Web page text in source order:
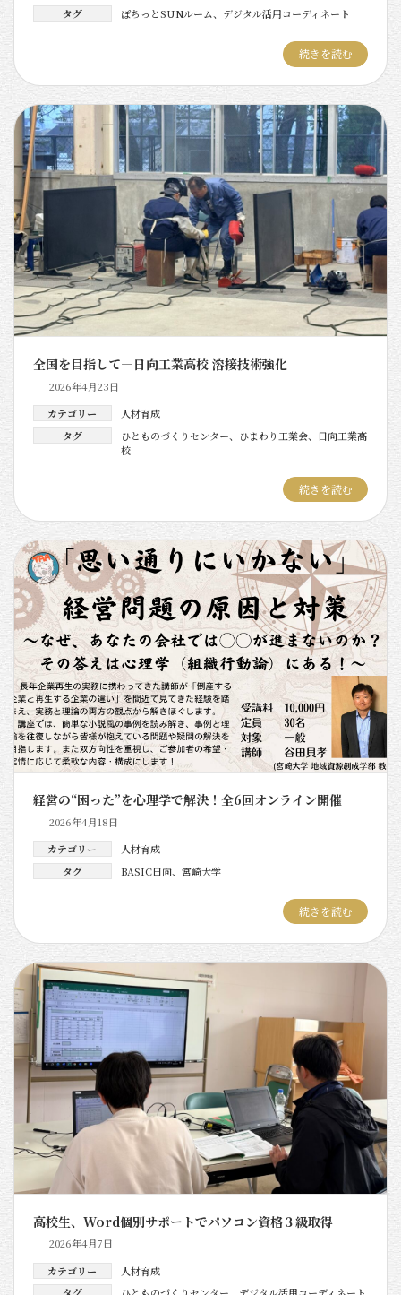
タグ
ぽちっとSUNルーム、 デジタル活用コーディネート
続きを読む
全国を目指して―日向工業高校 溶接技術強化
2026年4月23日
カテゴリー
人材育成
タグ
ひとものづくりセンター、 ひまわり工業会、
日向工業高
校
続きを読む
経営の“困った”を心理学で解決！全6回オンライン開催
2026年4月18日
カテゴリー
人材育成
タグ
BASIC日向、 宮崎大学
続きを読む
高校生、Word個別サポートでパソコン資格３級取得
2026年4月7日
カテゴリー
人材育成